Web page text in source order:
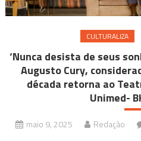
CULTURALIZA
‘Nunca desista de seus
Augusto Cury,
década retorna ao
Unimed-
maio 9, 2025 Redação